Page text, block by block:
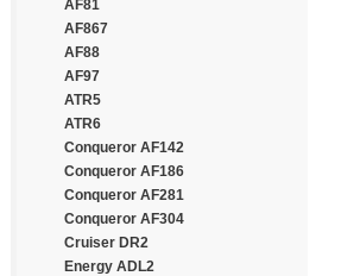
Continental
Cooper
Cooper Chengshan
Cossack
Cratos
CrossWind
Daewoo
Dayton
Debica
Deestone
Diamondback
Distance
AF81
AF867
AF88
AF97
ATR5
ATR6
Conqueror AF142
Conqueror AF186
Conqueror AF281
Conqueror AF304
Cruiser DR2
Energy ADL2